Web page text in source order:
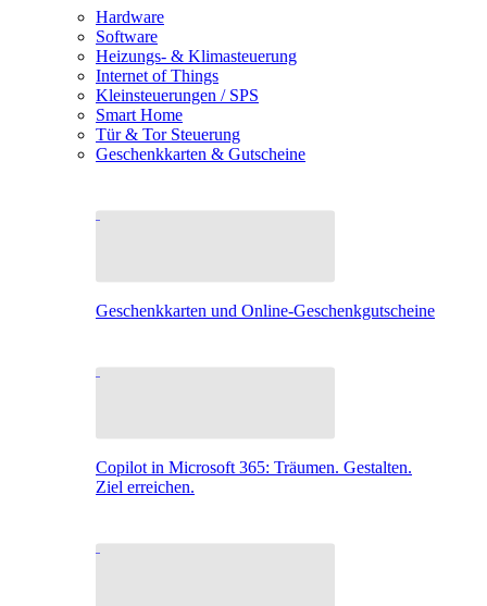
Hardware
Software
Heizungs- & Klimasteuerung
Internet of Things
Kleinsteuerungen / SPS
Smart Home
Tür & Tor Steuerung
Geschenkkarten & Gutscheine
Geschenkkarten und Online-Geschenkgutscheine
Copilot in Microsoft 365: Träumen. Gestalten.
Ziel erreichen.